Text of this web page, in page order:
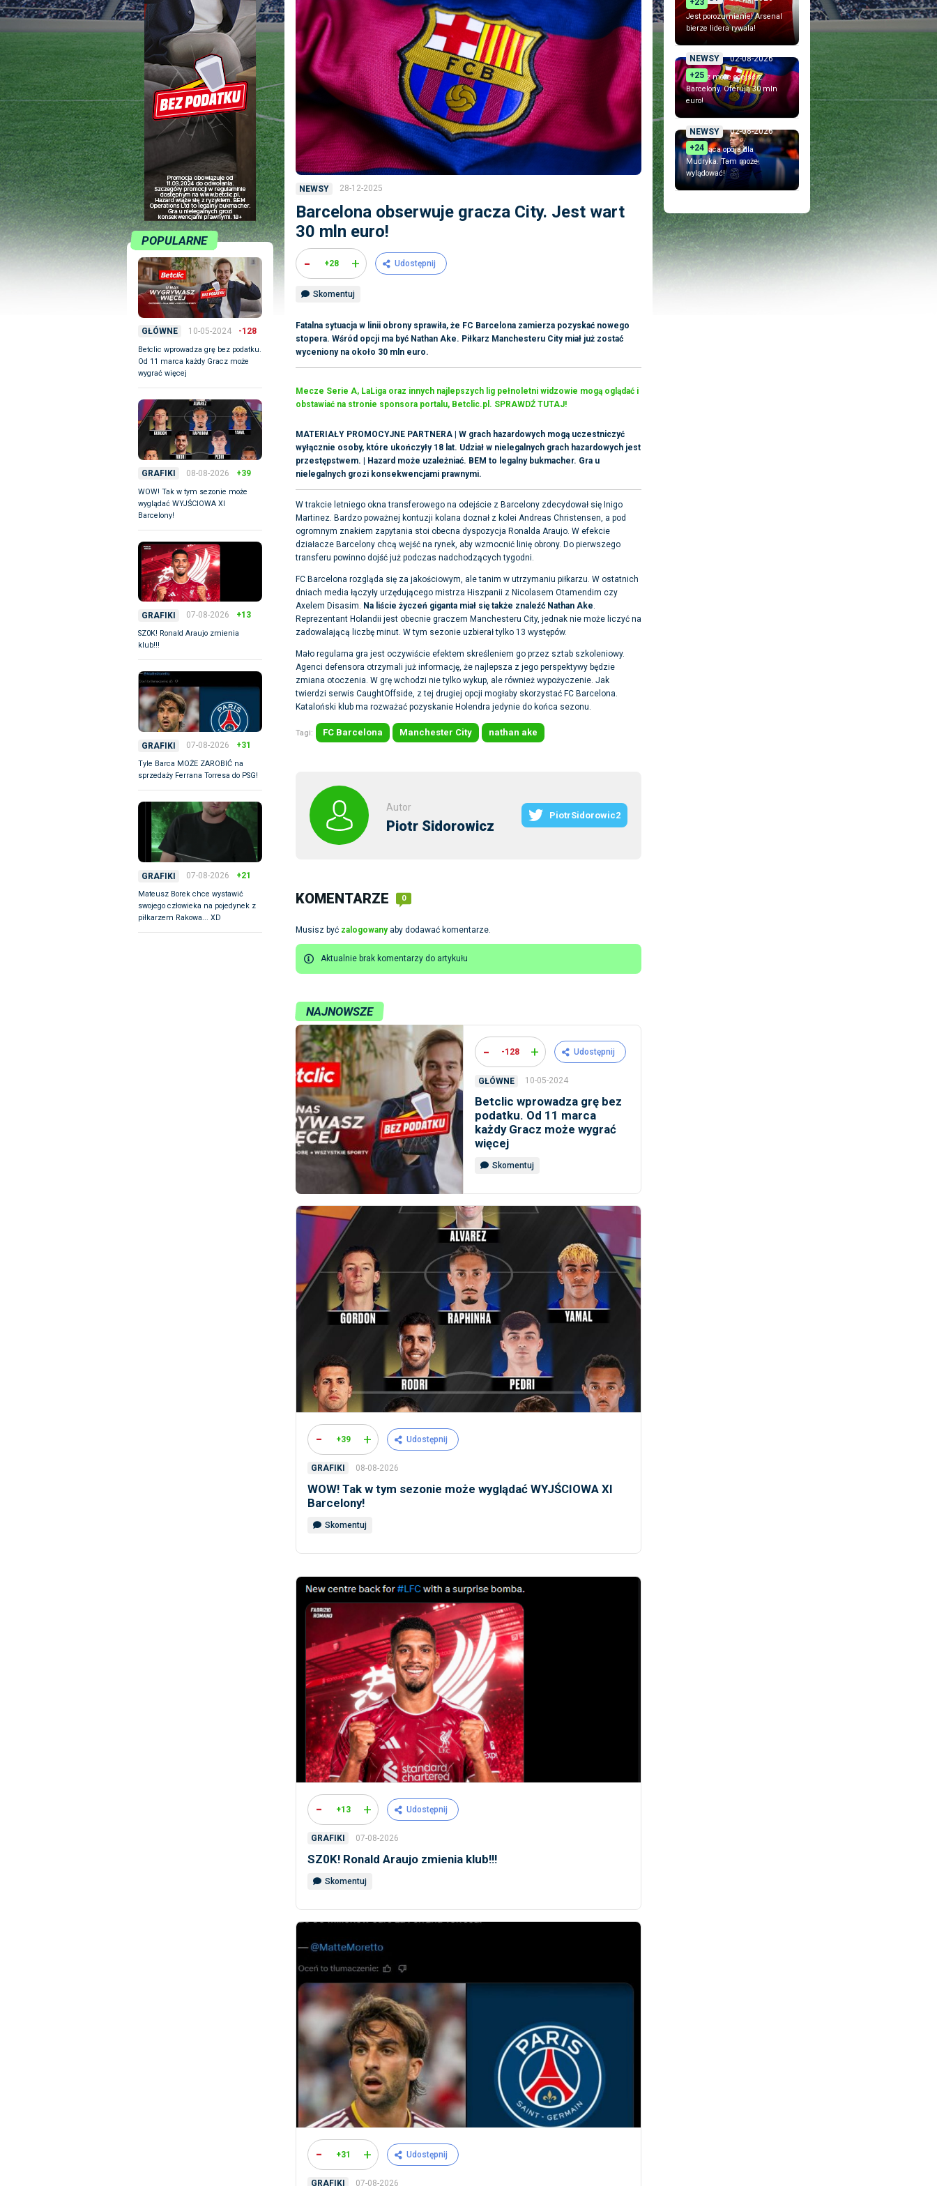
POPULARNE
GŁÓWNE 10-05-2024 -128
Betclic wprowadza grę bez podatku.
Od 11 marca każdy Gracz może
wygrać więcej
GRAFIKI 08-08-2026 +39
WOW! Tak w tym sezonie może
wyglądać WYJŚCIOWA XI
Barcelony!
GRAFIKI 07-08-2026 +13
SZ0K! Ronald Araujo zmienia
klub!!!
GRAFIKI 07-08-2026 +31
Tyle Barca MOŻE ZAROBIĆ na
sprzedaży Ferrana Torresa do PSG!
GRAFIKI 07-08-2026 +21
Mateusz Borek chce wystawić
swojego człowieka na pojedynek z
piłkarzem Rakowa... XD
+23
Jest porozumienie! Arsenal
bierze lidera rywala!
NEWSY
02-08-2026
+25
Piłkarz może odejść z
Barcelony. Oferują 30 mln
euro!
NEWSY
02-08-2026
+24
Szokująca opcja dla
Mudryka. Tam może
wylądować!
NEWSY 28-12-2025
Barcelona obserwuje gracza City. Jest wart
30 mln euro!
- +28 + Udostępnij
Skomentuj
Fatalna sytuacja w linii obrony sprawiła, że FC Barcelona zamierza pozyskać nowego
stopera. Wśród opcji ma być Nathan Ake. Piłkarz Manchesteru City miał już zostać
wyceniony na około 30 mln euro.
Mecze Serie A, LaLiga oraz innych najlepszych lig pełnoletni widzowie mogą oglądać i
obstawiać na stronie sponsora portalu, Betclic.pl. SPRAWDŹ TUTAJ!
MATERIAŁY PROMOCYJNE PARTNERA | W grach hazardowych mogą uczestniczyć
wyłącznie osoby, które ukończyły 18 lat. Udział w nielegalnych grach hazardowych jest
przestępstwem. | Hazard może uzależniać. BEM to legalny bukmacher. Gra u
nielegalnych grozi konsekwencjami prawnymi.
W trakcie letniego okna transferowego na odejście z Barcelony zdecydował się Inigo
Martinez. Bardzo poważnej kontuzji kolana doznał z kolei Andreas Christensen, a pod
ogromnym znakiem zapytania stoi obecna dyspozycja Ronalda Araujo. W efekcie
działacze Barcelony chcą wejść na rynek, aby wzmocnić linię obrony. Do pierwszego
transferu powinno dojść już podczas nadchodzących tygodni.
FC Barcelona rozgląda się za jakościowym, ale tanim w utrzymaniu piłkarzu. W ostatnich
dniach media łączyły urzędującego mistrza Hiszpanii z Nicolasem Otamendim czy
Axelem Disasim. Na liście życzeń giganta miał się także znaleźć Nathan Ake.
Reprezentant Holandii jest obecnie graczem Manchesteru City, jednak nie może liczyć na
zadowalającą liczbę minut. W tym sezonie uzbierał tylko 13 występów.
Mało regularna gra jest oczywiście efektem skreśleniem go przez sztab szkoleniowy.
Agenci defensora otrzymali już informację, że najlepsza z jego perspektywy będzie
zmiana otoczenia. W grę wchodzi nie tylko wykup, ale również wypożyczenie. Jak
twierdzi serwis CaughtOffside, z tej drugiej opcji mogłaby skorzystać FC Barcelona.
Kataloński klub ma rozważać pozyskanie Holendra jedynie do końca sezonu.
Tagi: FC Barcelona Manchester City nathan ake
Autor
Piotr Sidorowicz
PiotrSidorowic2
KOMENTARZE 0
Musisz być zalogowanyaby dodawać komentarze.
Aktualnie brak komentarzy do artykułu
NAJNOWSZE
- -128 + Udostępnij
GŁÓWNE 10-05-2024
Betclic wprowadza grę bez
podatku. Od 11 marca
każdy Gracz może wygrać
więcej
Skomentuj
- +39 + Udostępnij
GRAFIKI 08-08-2026
WOW! Tak w tym sezonie może wyglądać WYJŚCIOWA XI
Barcelony!
Skomentuj
- +13 + Udostępnij
GRAFIKI 07-08-2026
SZ0K! Ronald Araujo zmienia klub!!!
Skomentuj
- +31 + Udostępnij
GRAFIKI 07-08-2026